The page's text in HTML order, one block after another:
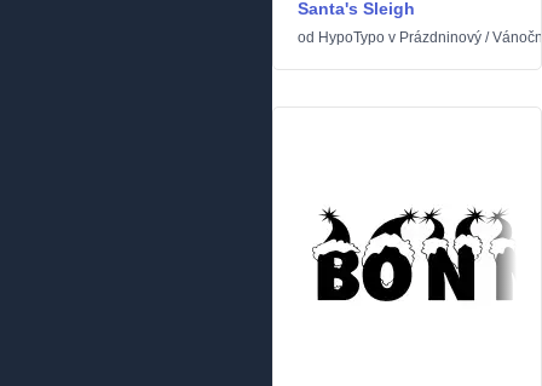
Santa's Sleigh
od HypoTypo v Prázdninový /